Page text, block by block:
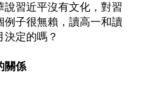
習近平沒有文化，對習
例子很無賴，讀高一和讀
定的嗎？
關係